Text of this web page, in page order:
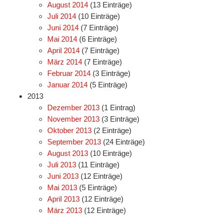
August 2014 (13 Einträge)
Juli 2014 (10 Einträge)
Juni 2014 (7 Einträge)
Mai 2014 (6 Einträge)
April 2014 (7 Einträge)
März 2014 (7 Einträge)
Februar 2014 (3 Einträge)
Januar 2014 (5 Einträge)
2013
Dezember 2013 (1 Eintrag)
November 2013 (3 Einträge)
Oktober 2013 (2 Einträge)
September 2013 (24 Einträge)
August 2013 (10 Einträge)
Juli 2013 (11 Einträge)
Juni 2013 (12 Einträge)
Mai 2013 (5 Einträge)
April 2013 (12 Einträge)
März 2013 (12 Einträge)